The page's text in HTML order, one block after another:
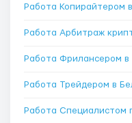
Работа Копирайтером
Работа Арбитраж
Работа Фрилансером в
Работа Трейдером в